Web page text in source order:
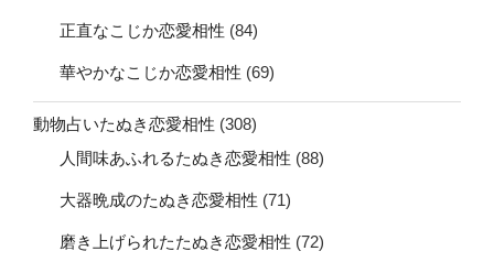
正直なこじか恋愛相性 (84)
華やかなこじか恋愛相性 (69)
動物占いたぬき恋愛相性 (308)
人間味あふれるたぬき恋愛相性 (88)
大器晩成のたぬき恋愛相性 (71)
磨き上げられたたぬき恋愛相性 (72)